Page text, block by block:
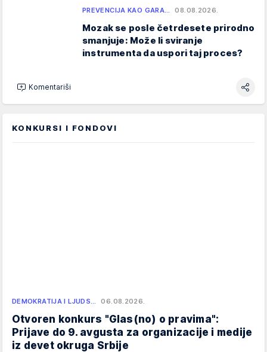
PREVENCIJA KAO GARA… 08.08.2026.
Mozak se posle četrdesete prirodno
smanjuje: Može li sviranje
instrumenta da uspori taj proces?
Komentariši
KONKURSI I FONDOVI
DEMOKRATIJA I LJUDS… 06.08.2026.
Otvoren konkurs "Glas(no) o pravima":
Prijave do 9. avgusta za organizacije i medije
iz devet okruga Srbije